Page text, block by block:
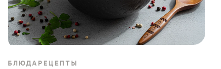
БЛЮДА РЕЦЕПТЫ